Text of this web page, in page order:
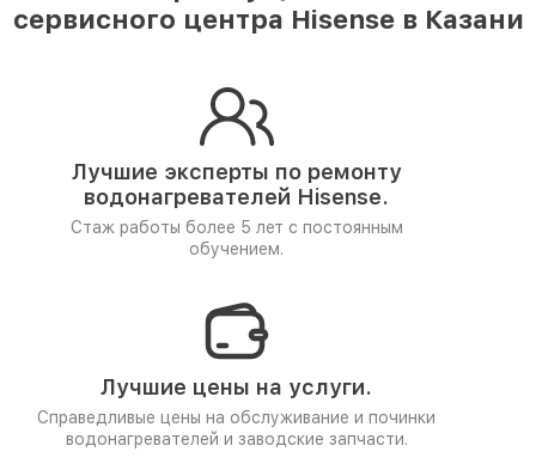
сервисного центра Hisense в Казани
Лучшие эксперты по ремонту
водонагревателей Hisense.
Стаж работы более 5 лет с постоянным
обучением.
Лучшие цены на услуги.
Справедливые цены на обслуживание и починки
водонагревателей и заводские запчасти.